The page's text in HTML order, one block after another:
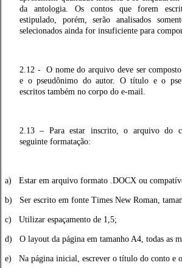
da antologia. Os contos que forem
estipulado, porém, serão analisados
selecionados ainda for insuficiente para
2.12 - O nome do arquivo deve ser
e o pseudônimo do autor. O título e o
escritos também no corpo do e-mail.
2.13 – Para estar inscrito, o arquivo do
seguinte formatação:
a) Estar em arquivo formato .DOCX ou
b) Ser escrito em fonte Times New Roman,
c) Utilizar espaçamento de 1,5;
d) O layout da página em tamanho A4, todas as
e) Na página inicial, escrever o título do conto e